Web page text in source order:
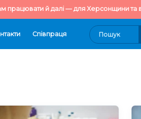
працювати й далі — для Херсонщини та
Cпівпраця